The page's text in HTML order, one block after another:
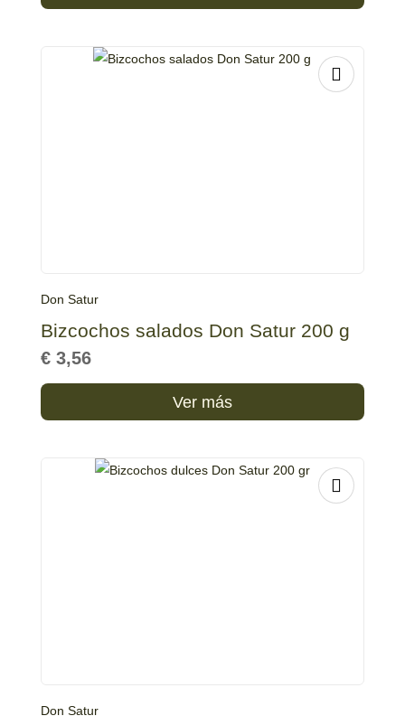
Don Satur
Bizcochos salados Don Satur 200 g
€3,56
Ver más
Don Satur